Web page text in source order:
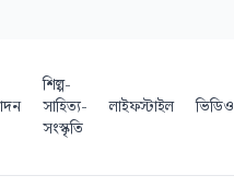
শিল্প-
সাহিত্য-
সংস্কৃতি
লাইফস্টাইল ভিডিও